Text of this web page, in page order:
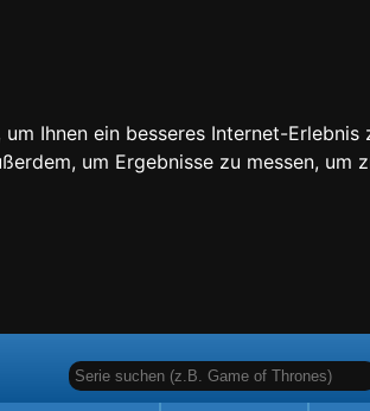
Ihnen ein besseres Internet-
um Ergebnisse zu messen,
Serie suchen (z.B. Game of Thrones)